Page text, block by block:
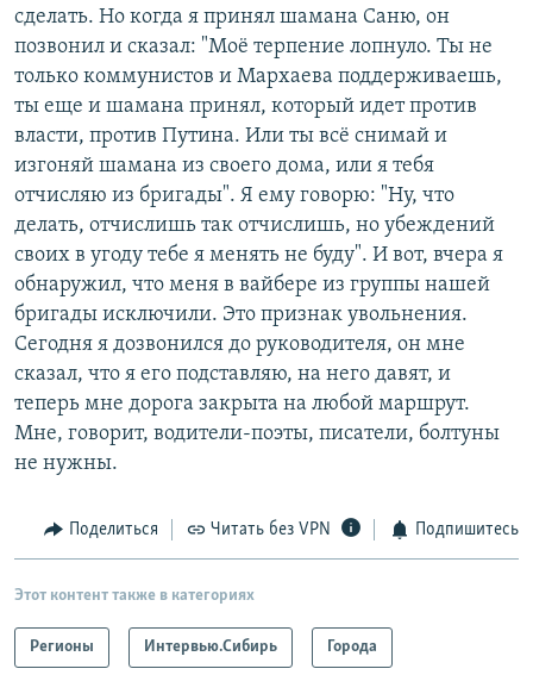
сделать. Но когда я принял шамана Саню, он
позвонил и сказал: "Моё терпение лопнуло. Ты не
только коммунистов и Мархаева поддерживаешь,
ты еще и шамана принял, который идет против
власти, против Путина. Или ты всё снимай и
изгоняй шамана из своего дома, или я тебя
отчисляю из бригады". Я ему говорю: "Ну, что
делать, отчислишь так отчислишь, но убеждений
своих в угоду тебе я менять не буду". И вот, вчера я
обнаружил, что меня в вайбере из группы нашей
бригады исключили. Это признак увольнения.
Сегодня я дозвонился до руководителя, он мне
сказал, что я его подставляю, на него давят, и
теперь мне дорога закрыта на любой маршрут.
Мне, говорит, водители-поэты, писатели, болтуны
не нужны.
Поделиться Читать без VPN Подпишитесь
Этот контент также в категориях
Регионы Интервью.Сибирь Города